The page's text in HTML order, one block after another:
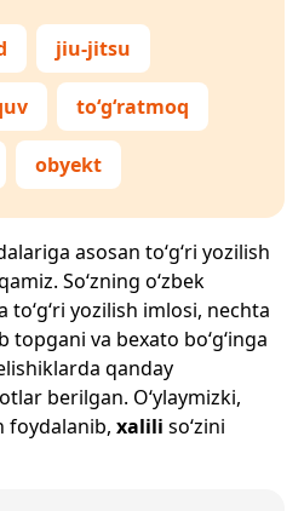
jiu-jitsu
to‘g‘ratmoq
obyekt
asosan to‘g‘ri yozilish
So‘zning o‘zbek
yozilish imlosi, nechta
va bexato bo‘g‘inga
qanday
berilgan. O‘ylaymizki,
foydalanib, xalili so‘zini